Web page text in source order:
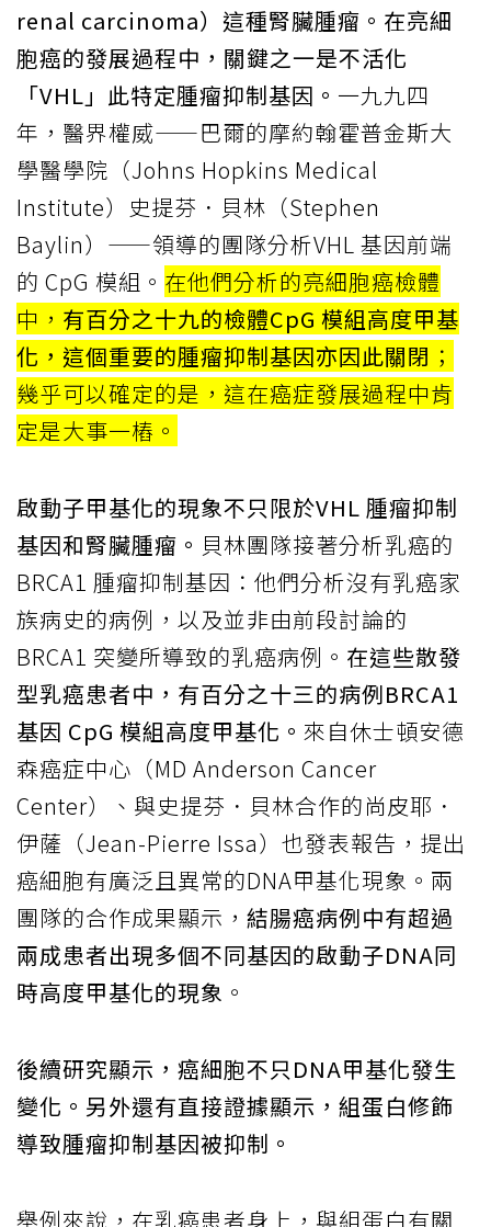
renal carcinoma）這種腎臟腫瘤。在亮細
胞癌的發展過程中，關鍵之一是不活化
「VHL」此特定腫瘤抑制基因。 一九九四
年，醫界權威——巴爾的摩約翰霍普金斯大
學醫學院（Johns Hopkins Medical
Institute）史提芬．貝林（Stephen
Baylin）——領導的團隊分析VHL 基因前端
的 CpG 模組。 在他們分析的亮細胞癌檢體
中， 有百分之十九的檢體CpG 模組高度甲基
化，這個重要的腫瘤抑制基因亦因此關閉 ；
幾乎可以確定的是，這在癌症發展過程中肯
定是大事一樁。
啟動子甲基化的現象不只限於VHL 腫瘤抑制
基因和腎臟腫瘤。 貝林團隊接著分析乳癌的
BRCA1 腫瘤抑制基因：他們分析沒有乳癌家
族病史的病例，以及並非由前段討論的
BRCA1 突變所導致的乳癌病例。 在這些散發
型乳癌患者中，有百分之十三的病例BRCA1
基因 CpG 模組高度甲基化。 來自休士頓安德
森癌症中心（MD Anderson Cancer
Center）、與史提芬．貝林合作的尚皮耶．
伊薩（Jean-Pierre Issa）也發表報告，提出
癌細胞有廣泛且異常的DNA甲基化現象。兩
團隊的合作成果顯示， 結腸癌病例中有超過
兩成患者出現多個不同基因的啟動子DNA同
時高度甲基化的現象 。
後續研究顯示，癌細胞不只DNA甲基化發生
變化。另外還有直接證據顯示，組蛋白修飾
導致腫瘤抑制基因被抑制。
舉例來說，在乳癌患者身上，與組蛋白有關